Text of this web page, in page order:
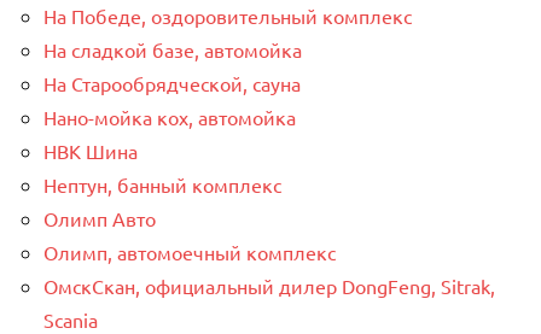
На Победе, оздоровительный комплекс
На сладкой базе, автомойка
На Старообрядческой, сауна
Нано-мойка кох, автомойка
НВК Шина
Нептун, банный комплекс
Олимп Авто
Олимп, автомоечный комплекс
ОмскСкан, официальный дилер DongFeng, Sitrak,
Scania